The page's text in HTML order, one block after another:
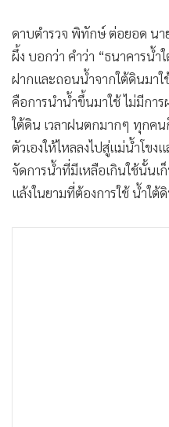
ดาบตำรวจ พิทักษ์ ต่อยอด นา
ผึ้ง บอกว่า คำว่า “ธนาคารน้ำ
ฝากและถอนน้ำจากใต้ดินมาใ
คือการนำน้ำขึ้นมาใช้ ไม่มีการ
ใต้ดิน เวลาฝนตกมากๆ ทุกค
ตัวเองให้ไหลลงไปสู่แม่น้ำโขง
จัดการน้ำที่มีเหลือเกินใช้นั้นเ
แล้งในยามที่ต้องการใช้ น้ำใต้